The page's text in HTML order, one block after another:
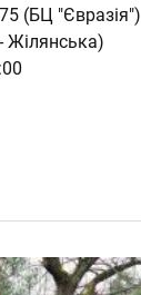
(БЦ "Євразія")
Жілянська)